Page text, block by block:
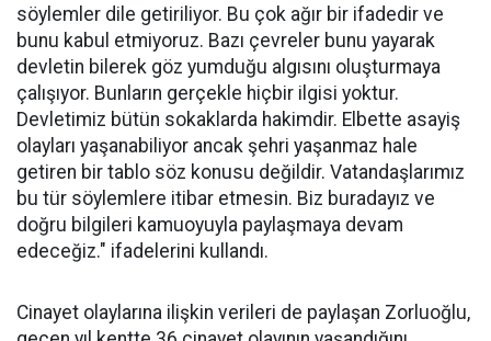
söylemler dile getiriliyor. Bu çok ağır bir ifadedir ve
bunu kabul etmiyoruz. Bazı çevreler bunu yayarak
devletin bilerek göz yumduğu algısını oluşturmaya
çalışıyor. Bunların gerçekle hiçbir ilgisi yoktur.
Devletimiz bütün sokaklarda hakimdir. Elbette asayiş
olayları yaşanabiliyor ancak şehri yaşanmaz hale
getiren bir tablo söz konusu değildir. Vatandaşlarımız
bu tür söylemlere itibar etmesin. Biz buradayız ve
doğru bilgileri kamuoyuyla paylaşmaya devam
edeceğiz." ifadelerini kullandı.
Cinayet olaylarına ilişkin verileri de paylaşan Zorluoğlu,